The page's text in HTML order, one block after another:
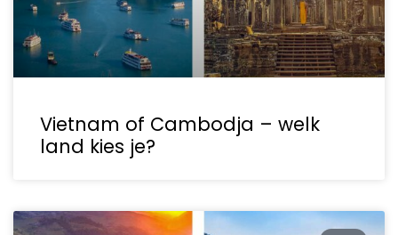
Vietnam of Cambodja – welk
land kies je?